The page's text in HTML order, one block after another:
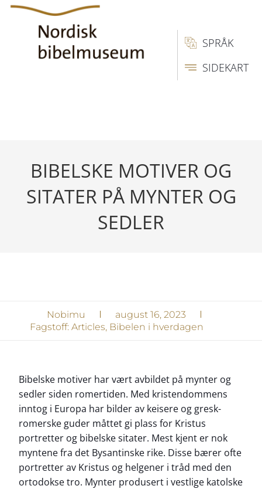
SPRÅK
SIDEKART
BIBELSKE MOTIVER OG
SITATER PÅ MYNTER OG
SEDLER
Nobimu
august 16, 2023
Fagstoff: Articles, Bibelen i hverdagen
Bibelske motiver har vært avbildet på mynter og
sedler siden romertiden. Med kristendommens
inntog i Europa har bilder av keisere og gresk-
romerske guder måttet gi plass for Kristus
portretter og bibelske sitater. Mest kjent er nok
myntene fra det Bysantinske rike. Disse bærer ofte
portretter av Kristus og helgener i tråd med den
ortodokse tro. Mynter produsert i vestlige katolske